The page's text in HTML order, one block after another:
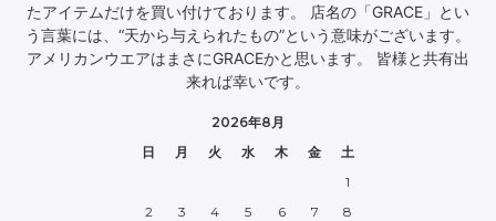
たアイテムだけを買い付けております。 店名の「GRACE」とい
う言葉には、“天から与えられたもの”という意味がございます。
アメリカンウエアはまさにGRACEかと思います。 皆様と共有出
来れば幸いです。
2026年8月
日
月 火 水 木 金
土
1
2
3 4 5 6 7
8